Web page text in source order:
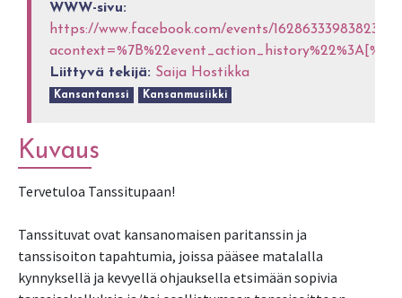
WWW-sivu:
https://www.facebook.com/events/1628633398382328?
Liittyvä tekijä: Saija Hostikka
Kansantanssi Kansanmusiikki
Kuvaus
Tervetuloa Tanssitupaan!
Tanssituvat ovat kansanomaisen paritanssin ja
tanssisoiton tapahtumia, joissa pääsee matalalla
kynnyksellä ja kevyellä ohjauksella etsimään sopivia